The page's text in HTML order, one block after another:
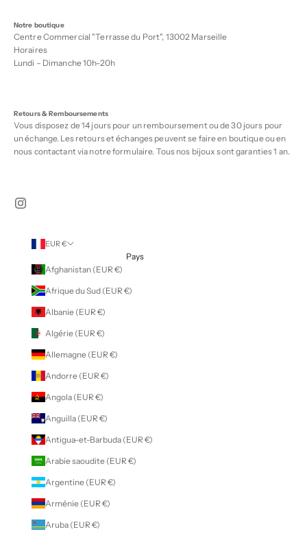
Notre boutique
Centre Commercial "Terrasse du Port", 13002 Marseille
Horaires
Lundi – Dimanche 10h-20h
Retours & Remboursements
Vous disposez de 14 jours pour un remboursement ou de 30 jours pour
un échange. Les retours et échanges peuvent se faire en boutique ou en
nous contactant via notreformulaire. Tous nos bijoux sont garanties 1 an.
EUR €
Pays
Afghanistan (EUR €)
Afrique du Sud (EUR €)
Albanie (EUR €)
Algérie (EUR €)
Allemagne (EUR €)
Andorre (EUR €)
Angola (EUR €)
Anguilla (EUR €)
Antigua-et-Barbuda (EUR €)
Arabie saoudite (EUR €)
Argentine (EUR €)
Arménie (EUR €)
Aruba (EUR €)